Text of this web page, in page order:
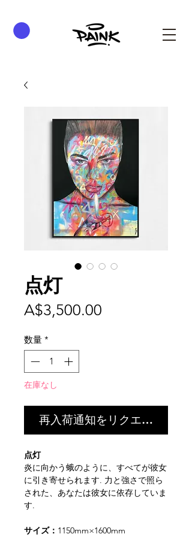
点灯
A$3,500.00
数量 *
在庫なし
再入荷通知をリクエスト
点灯
炎に向かう蛾のように、すべてが彼女
に引き寄せられます. 力と強さで照ら
された、あなたは彼女に依存していま
す.
サイズ： 1150mm×1600mm